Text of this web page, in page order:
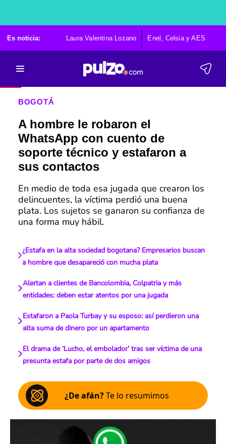
Es noticia: Laura Valentina Lozano Enel, Celsia y AES
BOGOTÁ
A hombre le robaron el
WhatsApp con cuento de
soporte técnico y estafaron a
sus contactos
En medio de toda esa jugada que crearon los
delincuentes, la víctima perdió una buena
plata. Los sujetos se ganaron su confianza de
una forma muy hábil.
¿Estafa en la alta sociedad bogotana? Empresarios buscan
a hombre que desapareció con mucha plata
Alertan a clientes de Bancolombia, Colpatria y más
entidades: deben estar atentos por una jugada
Estafaron a Paola Turbay y su esposo: así perdieron una
alta suma de dinero por un apartamento
El drama de ‘Lucho, el embolador’ tras ser víctima de una
presunta estafa por parte de dos amigos
¿De afán?Te lo resumimos